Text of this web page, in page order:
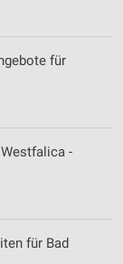
für
-
für Bad